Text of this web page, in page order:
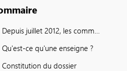
Depuis juillet 2012, les commerçants doivent éteindre leurs publicités et enseignes lumineuses entre 1 heure et 6 heures du matin, si leur commerce est fermé… sauf dérogations.
Qu'est-ce qu'une enseigne ?
Constitution du dossier